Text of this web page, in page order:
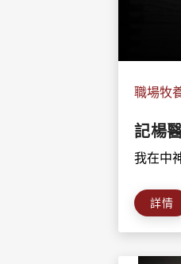
職場牧
記楊
我在中
詳情